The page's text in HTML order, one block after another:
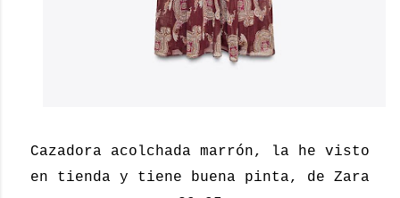
Cazadora acolchada marrón, la he visto
en tienda y tiene buena pinta, de Zara